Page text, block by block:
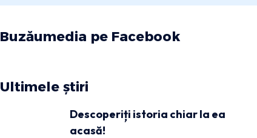
Buzăumedia pe Facebook
Ultimele știri
Descoperiți istoria chiar la ea
acasă!